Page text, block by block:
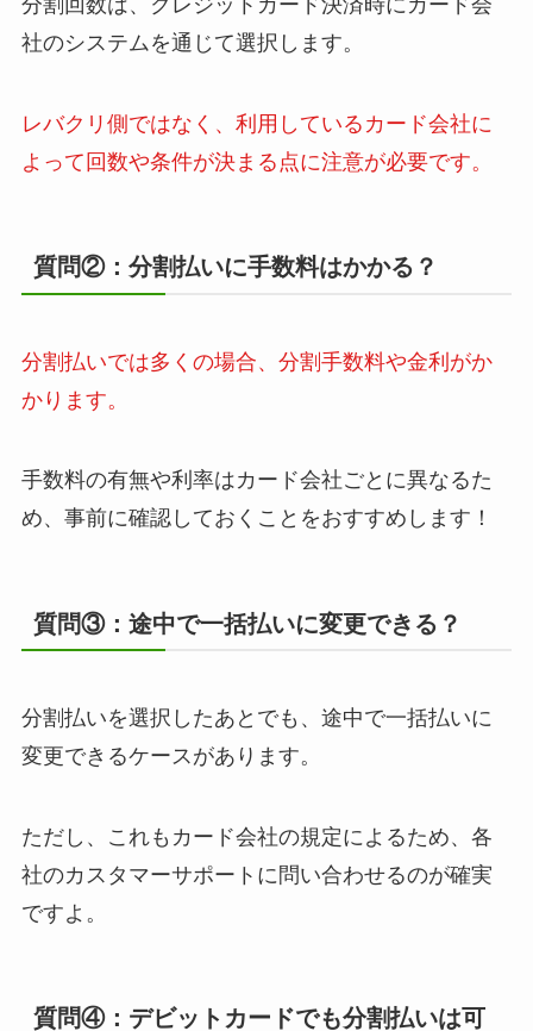
分割回数は、クレジットカード決済時にカード会
社のシステムを通じて選択します。
レバクリ側ではなく、利用しているカード会社に
よって回数や条件が決まる点に注意が必要です。
質問②：分割払いに手数料はかかる？
分割払いでは多くの場合、分割手数料や金利がか
かります。
手数料の有無や利率はカード会社ごとに異なるた
め、事前に確認しておくことをおすすめします！
質問③：途中で一括払いに変更できる？
分割払いを選択したあとでも、途中で一括払いに
変更できるケースがあります。
ただし、これもカード会社の規定によるため、各
社のカスタマーサポートに問い合わせるのが確実
ですよ。
質問④：デビットカードでも分割払いは可